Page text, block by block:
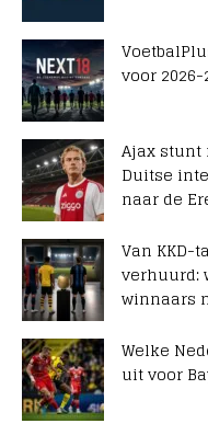
voor 2026-
Ajax stunt
Duitse
naar de
Van KKD-
verhuurd:
winnaars
Welke
uit voor